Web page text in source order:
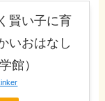
賢い子に育
おはなし
館）